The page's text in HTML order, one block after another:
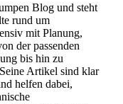
Blog und steht
rund um
mit Planung,
der passenden
bis hin zu
Artikel sind klar
helfen dabei,